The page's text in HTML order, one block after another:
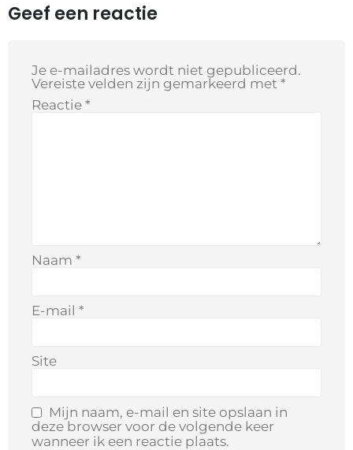
Geef een reactie
Je e-mailadres wordt niet gepubliceerd.
Vereiste velden zijn gemarkeerd met *
Reactie *
Naam *
E-mail *
Site
Mijn naam, e-mail en site opslaan in
deze browser voor de volgende keer
wanneer ik een reactie plaats.